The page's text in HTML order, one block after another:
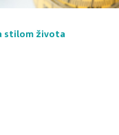
stilom života